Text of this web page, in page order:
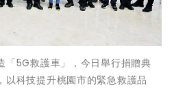
「5G救護車」，今日舉行捐贈典
以科技提升桃園市的緊急救護品